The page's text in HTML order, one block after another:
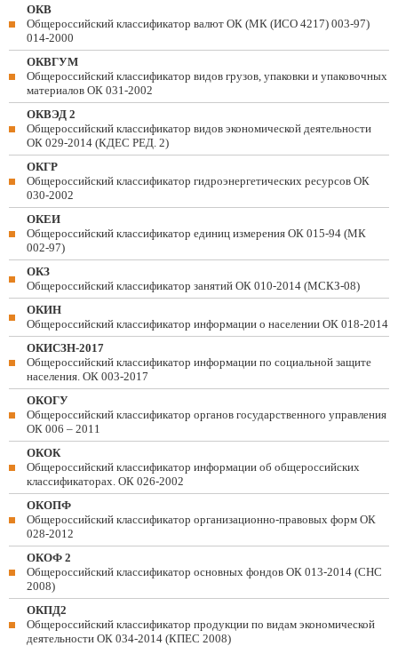
ОКВ
Общероссийский классификатор валют ОК (МК (ИСО 4217) 003-97)
014-2000
ОКВГУМ
Общероссийский классификатор видов грузов, упаковки и упаковочных
материалов ОК 031-2002
ОКВЭД 2
Общероссийский классификатор видов экономической деятельности
ОК 029-2014 (КДЕС РЕД. 2)
ОКГР
Общероссийский классификатор гидроэнергетических ресурсов ОК
030-2002
ОКЕИ
Общероссийский классификатор единиц измерения ОК 015-94 (МК
002-97)
ОКЗ
Общероссийский классификатор занятий ОК 010-2014 (МСКЗ-08)
ОКИН
Общероссийский классификатор информации о населении ОК 018-2014
ОКИСЗН-2017
Общероссийский классификатор информации по социальной защите
населения. ОК 003-2017
ОКОГУ
Общероссийский классификатор органов государственного управления
ОК 006 – 2011
ОКОК
Общероссийский классификатор информации об общероссийских
классификаторах. ОК 026-2002
ОКОПФ
Общероссийский классификатор организационно-правовых форм ОК
028-2012
ОКОФ 2
Общероссийский классификатор основных фондов ОК 013-2014 (СНС
2008)
ОКПД2
Общероссийский классификатор продукции по видам экономической
деятельности ОК 034-2014 (КПЕС 2008)